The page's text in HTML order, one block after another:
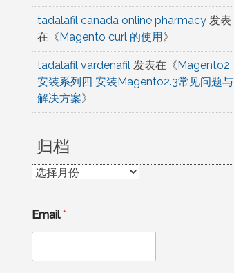
tadalafil canada online pharmacy发表
在《Magento curl 的使用》
tadalafil vardenafil发表在《Magento2
安装系列四 安装Magento2.3常见问题与
解决方案》
归档
归
Email*